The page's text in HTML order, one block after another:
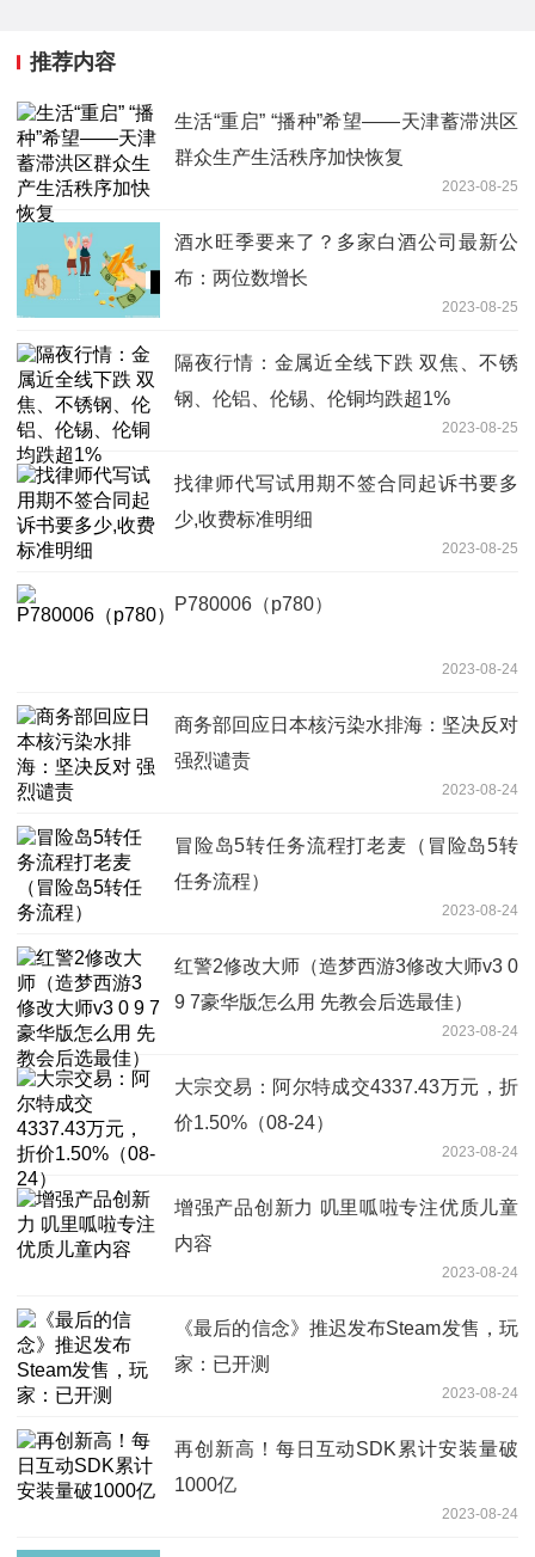
推荐内容
生活“重启” “播种”希望——天津蓄滞洪区
群众生产生活秩序加快恢复
2023-08-25
酒水旺季要来了？多家白酒公司最新公
布：两位数增长
2023-08-25
隔夜行情：金属近全线下跌 双焦、不锈
钢、伦铝、伦锡、伦铜均跌超1%
2023-08-25
找律师代写试用期不签合同起诉书要多
少,收费标准明细
2023-08-25
P780006（p780）
2023-08-24
商务部回应日本核污染水排海：坚决反对
强烈谴责
2023-08-24
冒险岛5转任务流程打老麦（冒险岛5转
任务流程）
2023-08-24
红警2修改大师（造梦西游3修改大师v3 0
9 7豪华版怎么用 先教会后选最佳）
2023-08-24
大宗交易：阿尔特成交4337.43万元，折
价1.50%（08-24）
2023-08-24
增强产品创新力 叽里呱啦专注优质儿童
内容
2023-08-24
《最后的信念》推迟发布Steam发售，玩
家：已开测
2023-08-24
再创新高！每日互动SDK累计安装量破
1000亿
2023-08-24